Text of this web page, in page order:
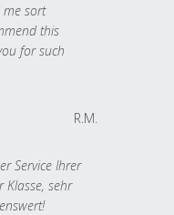
sort
this
for such
R.M.
Service Ihrer
Klasse, sehr